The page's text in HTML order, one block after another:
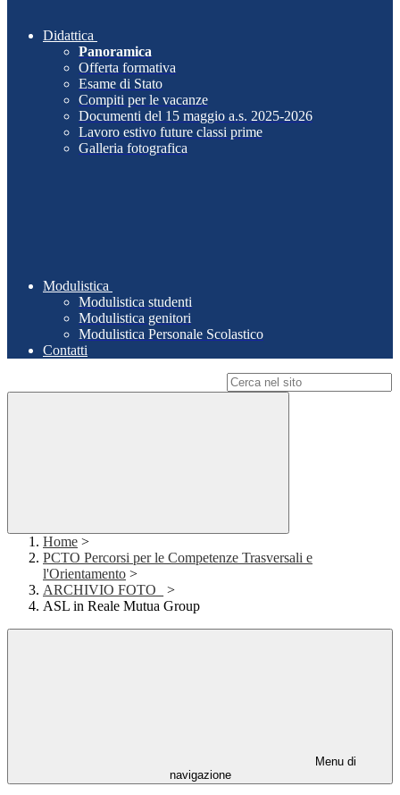
Didattica
Panoramica
Offerta formativa
Esame di Stato
Compiti per le vacanze
Documenti del 15 maggio a.s. 2025-2026
Lavoro estivo future classi prime
Galleria fotografica
Modulistica
Modulistica studenti
Modulistica genitori
Modulistica Personale Scolastico
Contatti
Home >
PCTO Percorsi per le Competenze Trasversali e
l'Orientamento >
ARCHIVIO FOTO_
>
ASL in Reale Mutua Group
Menu di
navigazione